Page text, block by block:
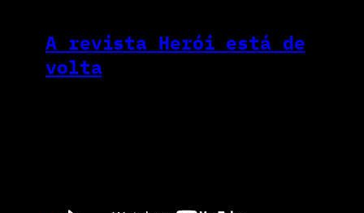
A revista Herói está de
volta